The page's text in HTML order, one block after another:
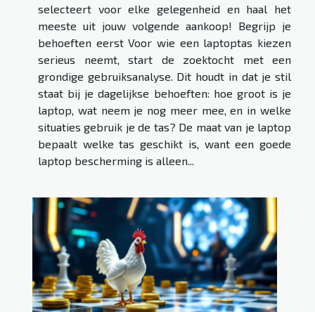
selecteert voor elke gelegenheid en haal het
meeste uit jouw volgende aankoop! Begrijp je
behoeften eerst Voor wie een laptoptas kiezen
serieus neemt, start de zoektocht met een
grondige gebruiksanalyse. Dit houdt in dat je stil
staat bij je dagelijkse behoeften: hoe groot is je
laptop, wat neem je nog meer mee, en in welke
situaties gebruik je de tas? De maat van je laptop
bepaalt welke tas geschikt is, want een goede
laptop bescherming is alleen...